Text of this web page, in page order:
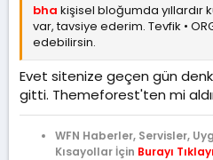
bha kişisel bloğumda yıllardır
var, tavsiye ederim. Tevfik •
edebilirsin.
Evet sitenize geçen gün
gitti. Themeforest'ten mi
WFN Haberler, Servisler,
Kısayollar İçin Burayı